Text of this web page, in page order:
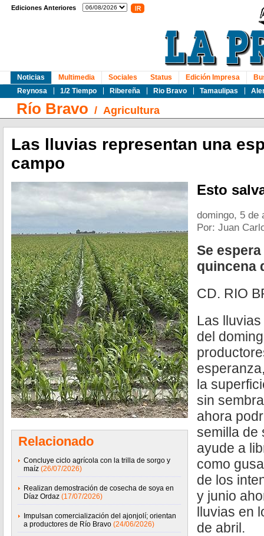
Ediciones Anteriores
Noticias
Reynosa
1/2 Tiempo Ribereña Rio Bravo Tamaulipas
Multimedia Sociales Status Edición Impresa
Río Bravo / Agricultura
Las lluvias representan una
campo
Relacionado
Concluye ciclo agrícola con la trilla de sorgo y
maíz (26/07/2026)
Realizan demostración de cosecha de soya en
Díaz Ordaz (17/07/2026)
Impulsan comercialización del ajonjolí; orientan
a productores de Río Bravo (24/06/2026)
Esto
domingo, 5 de
Por: Juan
Se
quincena
CD. RIO
Las
del
la
sin
ahora
semilla de
ayude a
como
de los
y junio
lluvias en
de abril.